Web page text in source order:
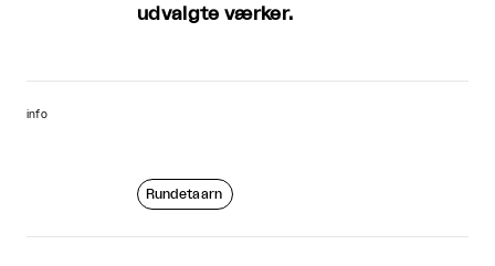
udvalgte værker.
info
Rundetaarn